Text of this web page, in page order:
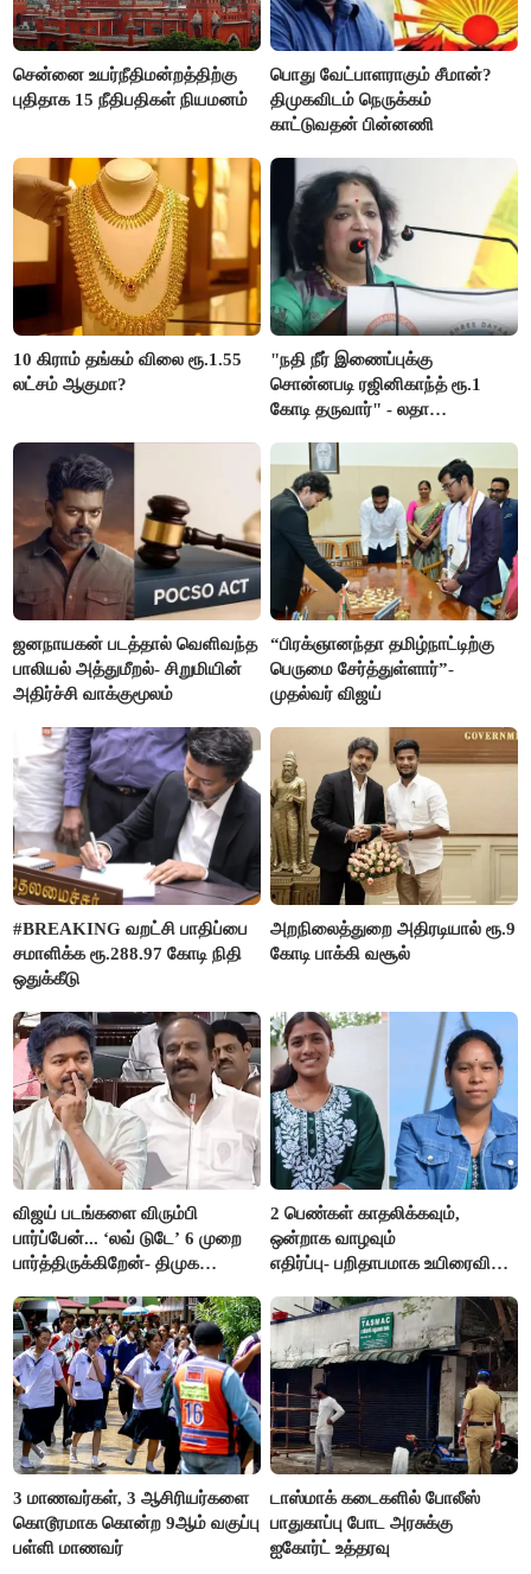
சென்னை உயர்நீதிமன்றத்திற்கு
புதிதாக 15 நீதிபதிகள் நியமனம்
பொது வேட்பாளராகும் சீமான்?
திமுகவிடம் நெருக்கம்
காட்டுவதன் பின்னணி
10 கிராம் தங்கம் விலை ரூ.1.55
லட்சம் ஆகுமா?
"நதி நீர் இணைப்புக்கு
சொன்னபடி ரஜினிகாந்த் ரூ.1
கோடி தருவார்" - லதா
ஜனநாயகன் படத்தால் வெளிவந்த
பாலியல் அத்துமீறல்- சிறுமியின்
அதிர்ச்சி வாக்குமூலம்
“பிரக்ஞானந்தா தமிழ்நாட்டிற்கு
பெருமை சேர்த்துள்ளார்”-
முதல்வர் விஜய்
#BREAKING வறட்சி பாதிப்பை
சமாளிக்க ரூ.288.97 கோடி நிதி
ஒதுக்கீடு
அறநிலைத்துறை அதிரடியால் ரூ.9
கோடி பாக்கி வசூல்
விஜய் படங்களை விரும்பி
பார்ப்பேன்... ‘லவ் டுடே’ 6 முறை
பார்த்திருக்கிறேன்- திமுக
2 பெண்கள் காதலிக்கவும்,
ஒன்றாக வாழவும்
எதிர்ப்பு- பறிதாபமாக உயிரைவிட்ட
3 மாணவர்கள், 3 ஆசிரியர்களை
கொடூரமாக கொன்ற 9ஆம் வகுப்பு
பள்ளி மாணவர்
டாஸ்மாக் கடைகளில் போலீஸ்
பாதுகாப்பு போட அரசுக்கு
ஐகோர்ட் உத்தரவு